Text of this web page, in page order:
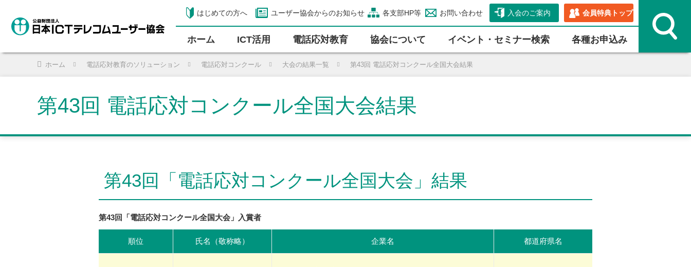
はじめての方へ ユーザー協会からのお知らせ 各支部HP等 お問い合わせ 入会のご案内 会員特典トップ
ホーム ICT活⽤ 電話応対教育 協会について イベント・セミナー検索 各種お申込み
ホーム 電話応対教育のソリューション 電話応対コンクール 大会の結果一覧 第43回 電話応対コンクール全国大会結果
第43回 電話応対コンクール全国大会結果
第43回「電話応対コンクール全国大会」結果
第43回「電話応対コンクール全国大会」入賞者
順位 氏名（敬称略） 企業名 都道府県名